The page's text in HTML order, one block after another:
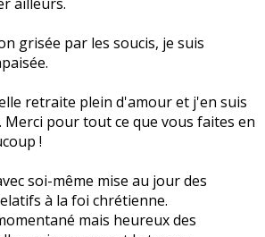
grisée par les soucis, je suis
retraite plein d'amour et j'en suis
pour tout ce que vous faites en
!
soi-même mise au jour des
à la foi chrétienne.
mais heureux des